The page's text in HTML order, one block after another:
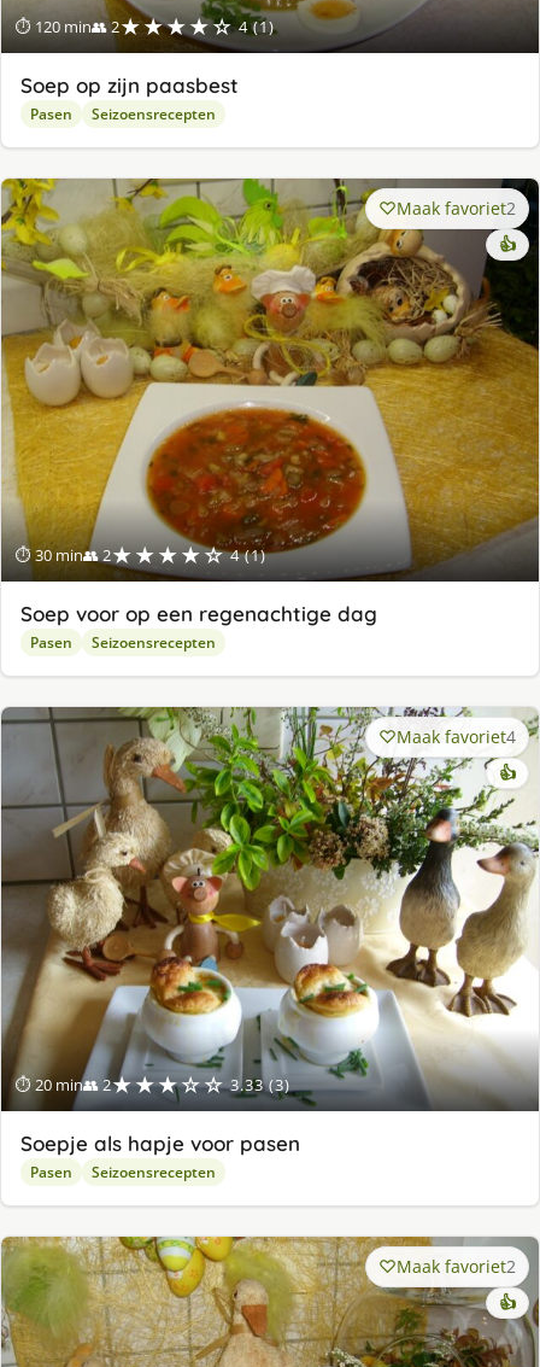
⏱ 120 min👥 2★★★★☆ 4 (1)
Soep op zijn paasbest
Pasen Seizoensrecepten
⏱ 30 min👥 2★★★★☆ 4 (1)
Maak favoriet2
👍
Soep voor op een regenachtige dag
Pasen Seizoensrecepten
⏱ 20 min👥 2★★★☆☆ 3.33 (3)
Maak favoriet4
👍
Soepje als hapje voor pasen
Pasen Seizoensrecepten
Maak favoriet2
👍